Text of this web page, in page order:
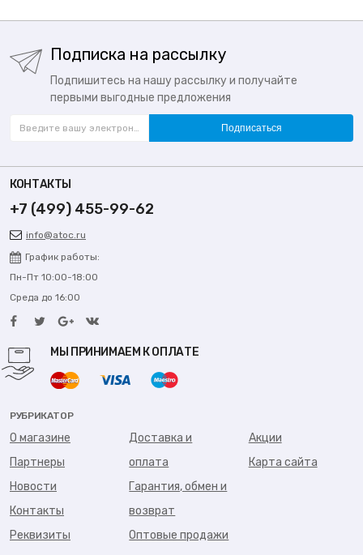
Подписка на рассылку
Подпишитесь на нашу рассылку и получайте
первыми выгодные предложения
Подписаться
КОНТАКТЫ
+7 (499) 455-99-62
info@atoc.ru
График работы:
Пн-Пт 10:00-18:00
Среда до 16:00
МЫ ПРИНИМАЕМ К ОПЛАТЕ
РУБРИКАТОР
О магазине
Партнеры
Новости
Контакты
Реквизиты
Доставка и
оплата
Гарантия, обмен и
возврат
Оптовые продажи
Акции
Карта сайта